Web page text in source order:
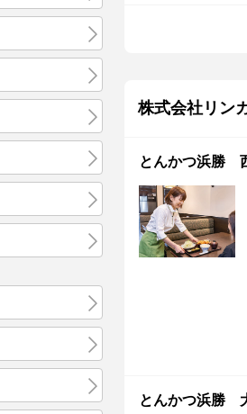
株式会社リン
とんかつ浜勝
とんかつ浜勝